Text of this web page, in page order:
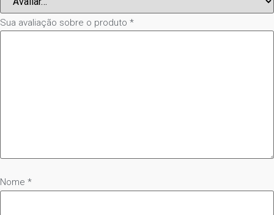
Sua avaliação sobre o produto *
Nome *